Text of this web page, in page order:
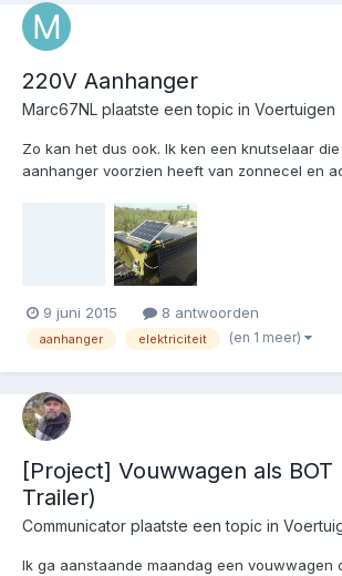
220V Aanhanger
Marc67NL plaatste een topic in Voertuigen
Zo kan het dus ook. Ik ken een knutselaar
aanhanger voorzien heeft van zonnecel en
slijptol tekeer gaan. Hij gaat hem nu wat
tevreden. (Dat grote paneel is niet aangeslot...
9 juni 2015 8 antwoorden
aanhanger elektriciteit (en 1 meer)
[Project] Vouwwagen als BOT
Trailer)
Communicator plaatste een topic in
Ik ga aanstaande maandag een vouwwagen